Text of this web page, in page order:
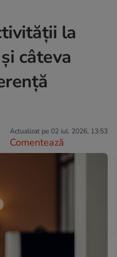
la
câteva
Actualizat pe 02 iul. 2026, 13:53
Comentează